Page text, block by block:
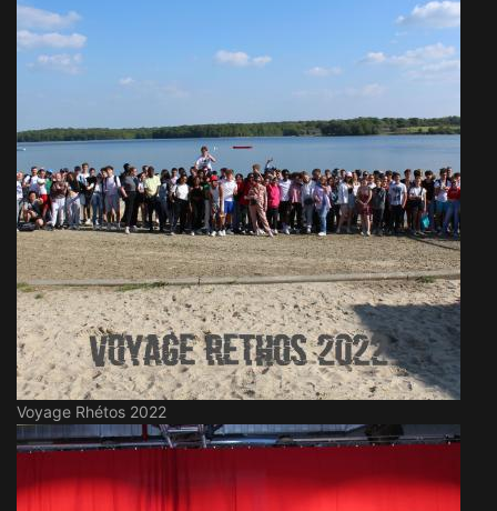
Voyage Rhétos 2022